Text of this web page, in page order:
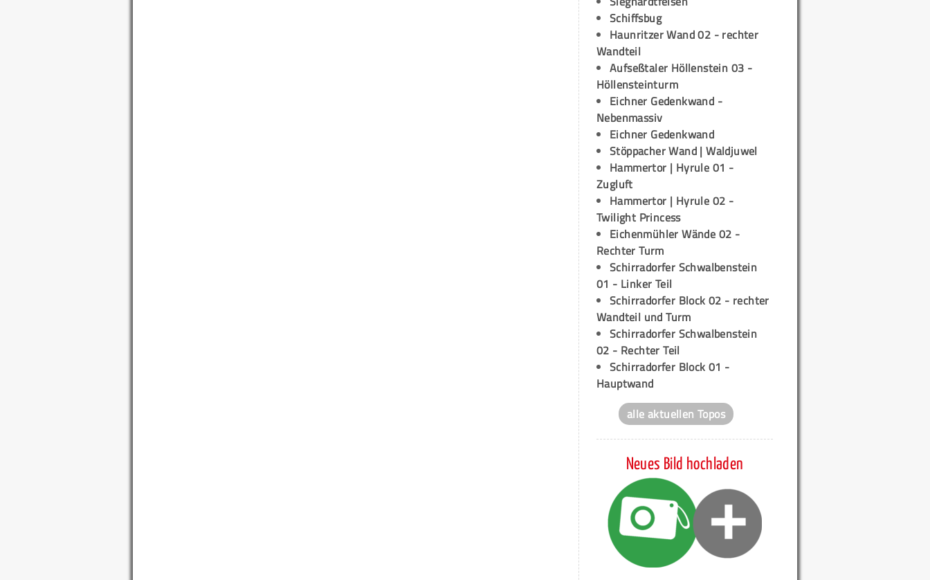
Schiffsbug
Haunritzer Wand 02 - rechter
Wandteil
Aufseßtaler Höllenstein 03 -
Höllensteinturm
Eichner Gedenkwand -
Nebenmassiv
Eichner Gedenkwand
Stöppacher Wand | Waldjuwel
Hammertor | Hyrule 01 -
Zugluft
Hammertor | Hyrule 02 -
Twilight Princess
Eichenmühler Wände 02 -
Rechter Turm
Schirradorfer Schwalbenstein
01 - Linker Teil
Schirradorfer Block 02 - rechter
Wandteil und Turm
Schirradorfer Schwalbenstein
02 - Rechter Teil
Schirradorfer Block 01 -
Hauptwand
alle aktuellen Topos
Neues Bild hochladen